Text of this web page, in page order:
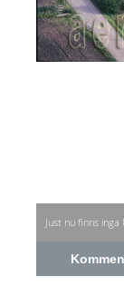
Just nu finns